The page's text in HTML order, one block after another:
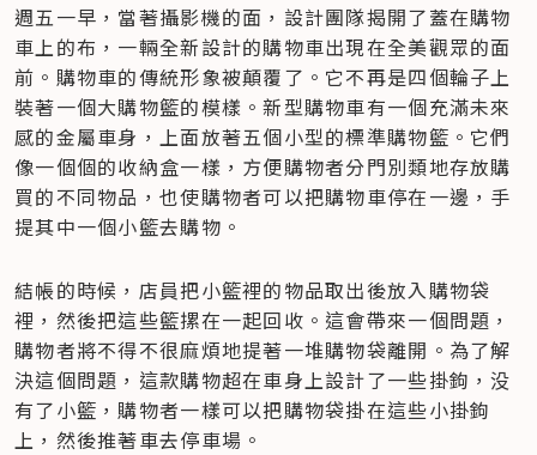
週五一早，當著攝影機的面，設計團隊揭開了蓋在購物
車上的布，一輛全新設計的購物車出現在全美觀眾的面
前。購物車的傳統形象被顛覆了。它不再是四個輪子上
裝著一個大購物籃的模樣。新型購物車有一個充滿未來
感的金屬車身，上面放著五個小型的標準購物籃。它們
像一個個的收納盒一樣，方便購物者分門別類地存放購
買的不同物品，也使購物者可以把購物車停在一邊，手
提其中一個小籃去購物。
結帳的時候，店員把小籃裡的物品取出後放入購物袋
裡，然後把這些籃摞在一起回收。這會帶來一個問題，
購物者將不得不很麻煩地提著一堆購物袋離開。為了解
決這個問題，這款購物超在車身上設計了一些掛鉤，没
有了小籃，購物者一樣可以把購物袋掛在這些小掛鉤
上，然後推著車去停車場。